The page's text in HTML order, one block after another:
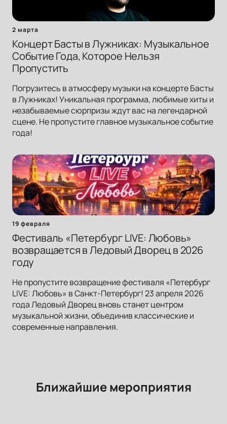
2 марта
Концерт Басты в Лужниках: Музыкальное
Событие Года, Которое Нельзя
Пропустить
Погрузитесь в атмосферу музыки на концерте Басты
в Лужниках! Уникальная программа, любимые хиты и
незабываемые сюрпризы ждут вас на легендарной
сцене. Не пропустите главное музыкальное событие
года!
19 февраля
Фестиваль «Петербург LIVE: Любовь»
возвращается в Ледовый Дворец в 2026
году
Не пропустите возвращение фестиваля «Петербург
LIVE: Любовь» в Санкт-Петербург! 23 апреля 2026
года Ледовый Дворец вновь станет центром
музыкальной жизни, объединив классические и
современные направления.
Ближайшие мероприятия